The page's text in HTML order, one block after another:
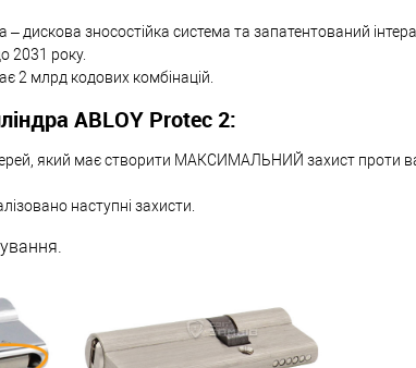
– дискова зносостійка система та запатентований
2031 року.
2 млрд кодових комбінацій.
ABLOY Protec 2:
який має створити МАКСИМАЛЬНИЙ захист проти
наступні захисти.